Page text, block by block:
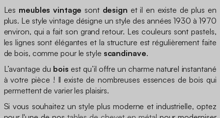
Les meubles vintage sont design et il en existe de plus en
plus. Le style vintage désigne un style des années 1930 à 1970
environ, qui a fait son grand retour. Les couleurs sont pastels,
les lignes sont élégantes et la structure est régulièrement faite
de bois, comme pour le style scandinave.
L’avantage du bois est qu’il offre un charme naturel instantané
à votre pièce ! Il existe de nombreuses essences de bois qui
permettent de varier les plaisirs.
Si vous souhaitez un style plus moderne et industrielle, optez